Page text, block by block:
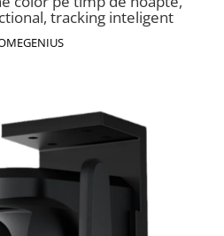
tracking inteligent